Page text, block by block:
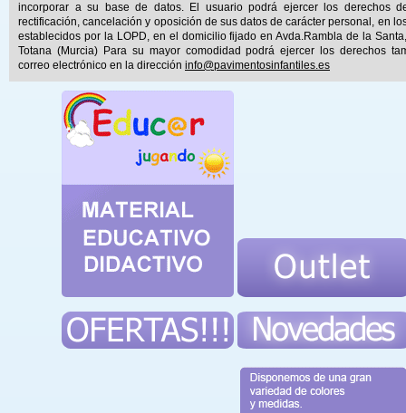
incorporar a su base de datos. El usuario podrá ejercer los derechos
rectificación, cancelación y oposición de sus datos de carácter personal, en
establecidos por la LOPD, en el domicilio fijado en Avda.Rambla de la
Totana (Murcia) Para su mayor comodidad podrá ejercer los derechos
correo electrónico en la dirección info@pavimentosinfantiles.es